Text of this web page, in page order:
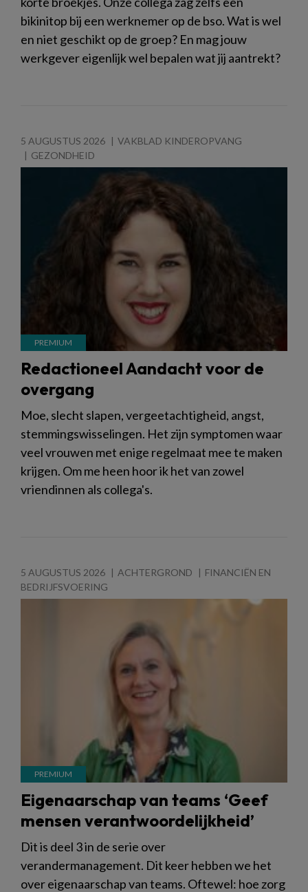
bikinitop bij een werknemer op de bso. Wat is wel
en niet geschikt op de groep? En mag jouw
werkgever eigenlijk wel bepalen wat jij aantrekt?
5 AUGUSTUS 2026
VAKBLAD KINDEROPVANG
GEZONDHEID
Redactioneel Aandacht voor de
overgang
Moe, slecht slapen, vergeetachtigheid, angst,
stemmingswisselingen. Het zijn symptomen waar
veel vrouwen met enige regelmaat mee te maken
krijgen. Om me heen hoor ik het van zowel
vriendinnen als collega's.
5 AUGUSTUS 2026 ACHTERGROND
FINANCIËN EN
BEDRIJFSVOERING
Eigenaarschap van teams ‘Geef
mensen verantwoordelijkheid’
Dit is deel 3 in de serie over
verandermanagement. Dit keer hebben we het
over eigenaarschap van teams. Oftewel: hoe zorg